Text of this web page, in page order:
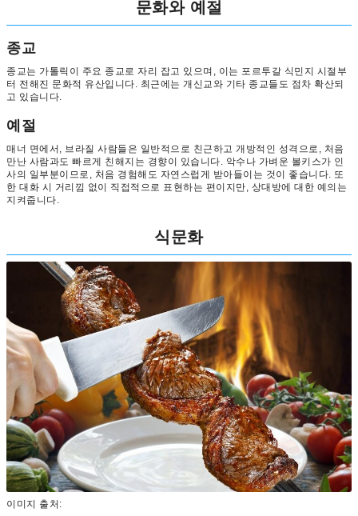
문화와 예절
종교
종교는 가톨릭이 주요 종교로 자리 잡고 있으며, 이는 포르투갈 식민지 시절부
터 전해진 문화적 유산입니다. 최근에는 개신교와 기타 종교들도 점차 확산되
고 있습니다.
예절
매너 면에서, 브라질 사람들은 일반적으로 친근하고 개방적인 성격으로, 처음
만난 사람과도 빠르게 친해지는 경향이 있습니다. 악수나 가벼운 볼키스가 인
사의 일부분이므로, 처음 경험해도 자연스럽게 받아들이는 것이 좋습니다. 또
한 대화 시 거리낌 없이 직접적으로 표현하는 편이지만, 상대방에 대한 예의는
지켜줍니다.
식문화
이미지 출처: